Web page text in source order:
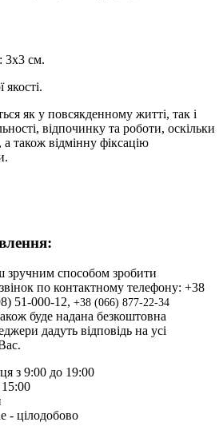
3х3 см.
якості.
як у повсякденному житті, так і
відпочинку та роботи, оскільки
також відмінну фіксацію
зручним способом зробити
по контактному телефону: +38
51-000-12, +38 (066) 877-22-34
буде надана безкоштовна
дадуть відповідь на усі
з 9:00 до 19:00
- цілодобово